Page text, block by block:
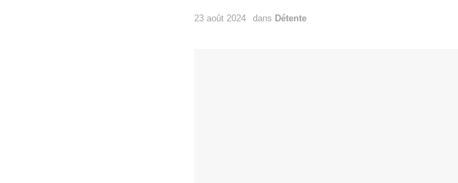
23 août 2024 dans Détente